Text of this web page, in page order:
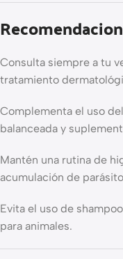
Consulta siempre a tu
tratamiento
Complementa el uso
balanceada y
Mantén una rutina de
acumulación de
Evita el uso de
para animales.